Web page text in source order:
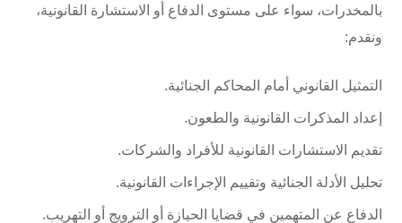
بالمخدرات، سواء على مستوى الدفاع أو الاستشارة القانونية،
ونقدم:
التمثيل القانوني أمام المحاكم الجنائية.
إعداد المذكرات القانونية والطعون.
تقديم الاستشارات القانونية للأفراد والشركات.
تحليل الأدلة الجنائية وتقييم الإجراءات القانونية.
الدفاع عن المتهمين في قضايا الحيازة أو الترويج أو التهريب.